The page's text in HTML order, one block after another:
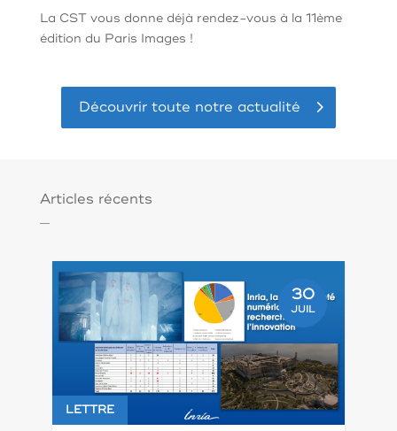
La CST vous donne déjà rendez-vous à la 11ème
édition du Paris Images !
Découvrir toute notre actualité
Articles récents
30
JUIL
LETTRE